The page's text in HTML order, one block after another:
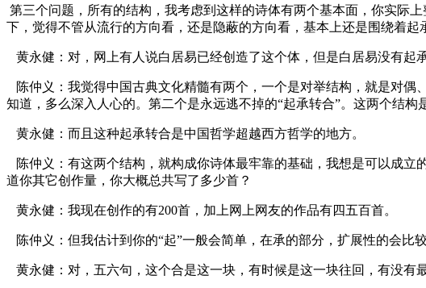
第三个问题，所有的结构，我考虑到这样的诗体有两个基本面，你实际
下，觉得不管从流行的方向看，还是隐蔽的方向看，基本上还是围绕着起
黄永健：对，网上有人说白居易已经创造了这个体，但是白居易没有起
陈仲义：我觉得中国古典文化精髓有两个，一个是对举结构，就是对
知道，多么深入人心的。第二个是永远逃不掉的“起承转合”。这两个结构
黄永健：而且这种起承转合是中国哲学超越西方哲学的地方。
陈仲义：有这两个结构，就构成你诗体最牢靠的基础，我想是可以成
道你其它创作量，你大概总共写了多少首？
黄永健：我现在创作的有200首，加上网上网友的作品有四五百首。
陈仲义：但我估计到你的“起”一般会简单，在承的部分，扩展性的会比
黄永健：对，五六句，这个合是这一块，有时候是这一块往回，有没有